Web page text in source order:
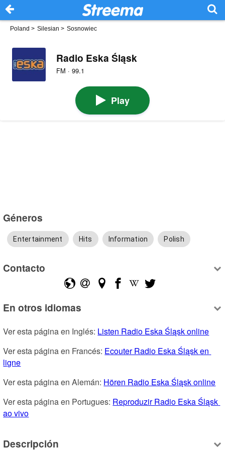
Poland > Silesian > Sosnowiec
Radio Eska Śląsk
FM · 99.1
Play
Géneros
Entertainment Hits Information Polish
Contacto
En otros idiomas
Ver esta página en Inglés: Listen Radio Eska Śląsk online
Ver esta página en Francés: Ecouter Radio Eska Śląsk en
ligne
Ver esta página en Alemán: Hören Radio Eska Śląsk online
Ver esta página en Portugues: Reproduzir Radio Eska Śląsk
ao vivo
Descripción